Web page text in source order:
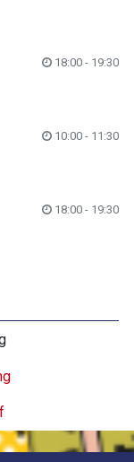
18:00 - 19:30
10:00 - 11:30
18:00 - 19:30